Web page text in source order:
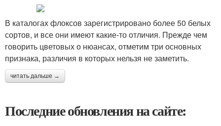
В каталогах флоксов зарегистрировано более 50 белых
сортов, и все они имеют какие-­то отличия. Прежде чем
говорить цветовых о нюансах, отметим три основных
признака, различия в которых нельзя не заметить.
читать дальше →
Последние обновления на сайте: